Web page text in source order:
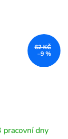
dny
62 KČ
–9 %